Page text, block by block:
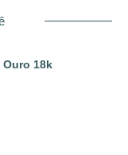
18k